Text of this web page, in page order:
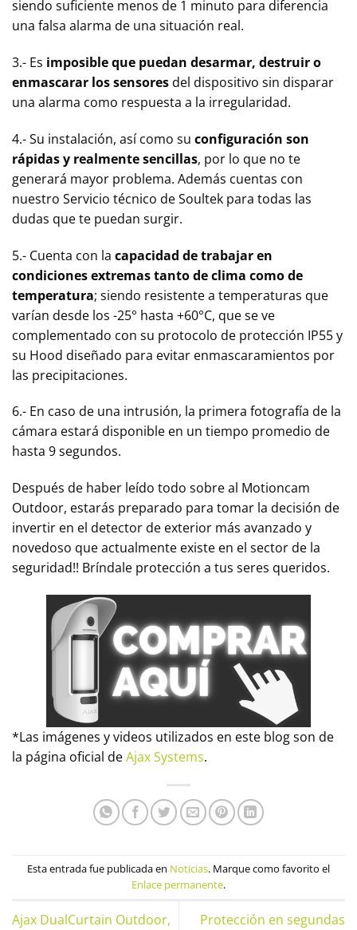
siendo suficiente menos de 1 minuto para diferencia
una falsa alarma de una situación real.
3.- Es imposible que puedan desarmar, destruir o
enmascarar los sensoresdel dispositivo sin disparar
una alarma como respuesta a la irregularidad.
4.- Su instalación, así como su configuración son
rápidas y realmente sencillas, por lo que no te
generará mayor problema. Además cuentas con
nuestro Servicio técnico de Soultek para todas las
dudas que te puedan surgir.
5.- Cuenta con la capacidad de trabajar en
condiciones extremas tanto de clima como de
temperatura; siendo resistente a temperaturas que
varían desde los -25° hasta +60°C, que se ve
complementado con su protocolo de protección IP55 y
su Hood diseñado para evitar enmascaramientos por
las precipitaciones.
6.- En caso de una intrusión, la primera fotografía de la
cámara estará disponible en un tiempo promedio de
hasta 9 segundos.
Después de haber leído todo sobre al Motioncam
Outdoor, estarás preparado para tomar la decisión de
invertir en el detector de exterior más avanzado y
novedoso que actualmente existe en el sector de la
seguridad!! Bríndale protección a tus seres queridos.
*Las imágenes y videos utilizados en este blog son de
la página oficial deAjax Systems.
Esta entrada fue publicada en Noticias. Marque como favorito el
Enlace permanente.
Ajax DualCurtain Outdoor,
Protección en segundas